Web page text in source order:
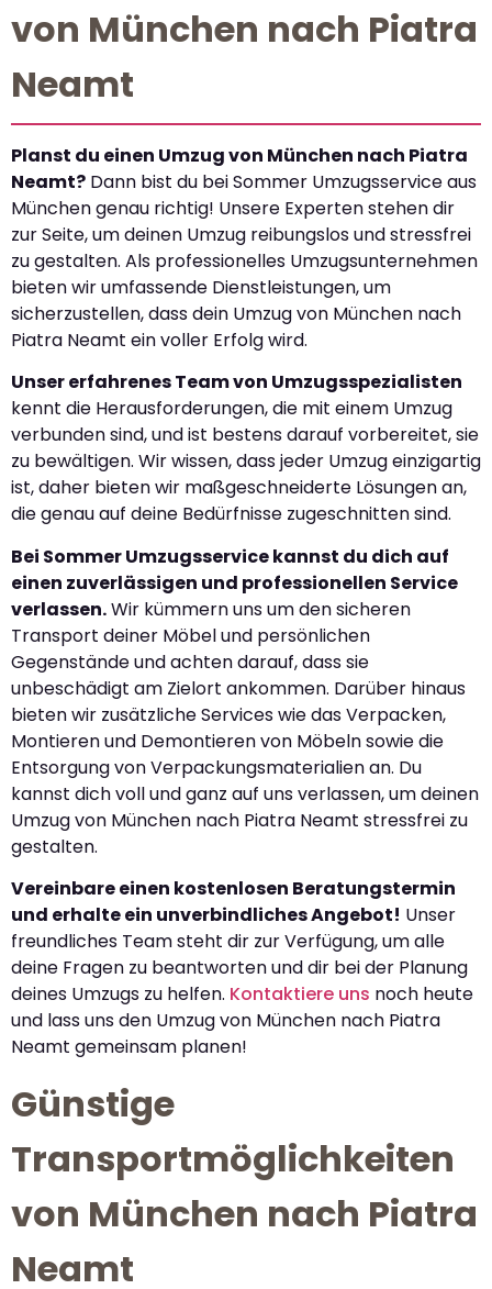
von München nach Piatra
Neamt
Planst du einen Umzug von München nach Piatra
Neamt? Dann bist du bei Sommer Umzugsservice aus
München genau richtig! Unsere Experten stehen dir
zur Seite, um deinen Umzug reibungslos und stressfrei
zu gestalten. Als professionelles Umzugsunternehmen
bieten wir umfassende Dienstleistungen, um
sicherzustellen, dass dein Umzug von München nach
Piatra Neamt ein voller Erfolg wird.
Unser erfahrenes Team von Umzugsspezialisten
kennt die Herausforderungen, die mit einem Umzug
verbunden sind, und ist bestens darauf vorbereitet, sie
zu bewältigen. Wir wissen, dass jeder Umzug einzigartig
ist, daher bieten wir maßgeschneiderte Lösungen an,
die genau auf deine Bedürfnisse zugeschnitten sind.
Bei Sommer Umzugsservice kannst du dich auf
einen zuverlässigen und professionellen Service
verlassen.Wir kümmern uns um den sicheren
Transport deiner Möbel und persönlichen
Gegenstände und achten darauf, dass sie
unbeschädigt am Zielort ankommen. Darüber hinaus
bieten wir zusätzliche Services wie das Verpacken,
Montieren und Demontieren von Möbeln sowie die
Entsorgung von Verpackungsmaterialien an. Du
kannst dich voll und ganz auf uns verlassen, um deinen
Umzug von München nach Piatra Neamt stressfrei zu
gestalten.
Vereinbare einen kostenlosen Beratungstermin
und erhalte ein unverbindliches Angebot! Unser
freundliches Team steht dir zur Verfügung, um alle
deine Fragen zu beantworten und dir bei der Planung
deines Umzugs zu helfen. Kontaktiere uns noch heute
und lass uns den Umzug von München nach Piatra
Neamt gemeinsam planen!
Günstige
Transportmöglichkeiten
von München nach Piatra
Neamt